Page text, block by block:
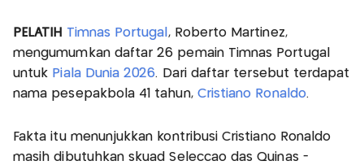
PELATIH Timnas Portugal , Roberto Martinez,
mengumumkan daftar 26 pemain Timnas Portugal
untuk Piala Dunia 2026. Dari daftar tersebut terdapat
nama pesepakbola 41 tahun, Cristiano Ronaldo.
Fakta itu menunjukkan kontribusi Cristiano Ronaldo
masih dibutuhkan skuad Seleccao das Quinas -